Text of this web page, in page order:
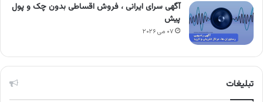
آگهی سرای ایرانی ، فروش اقساطی بدون چک و پول
پیش
۰۷ می ۲۰۲۶
تبلیغات